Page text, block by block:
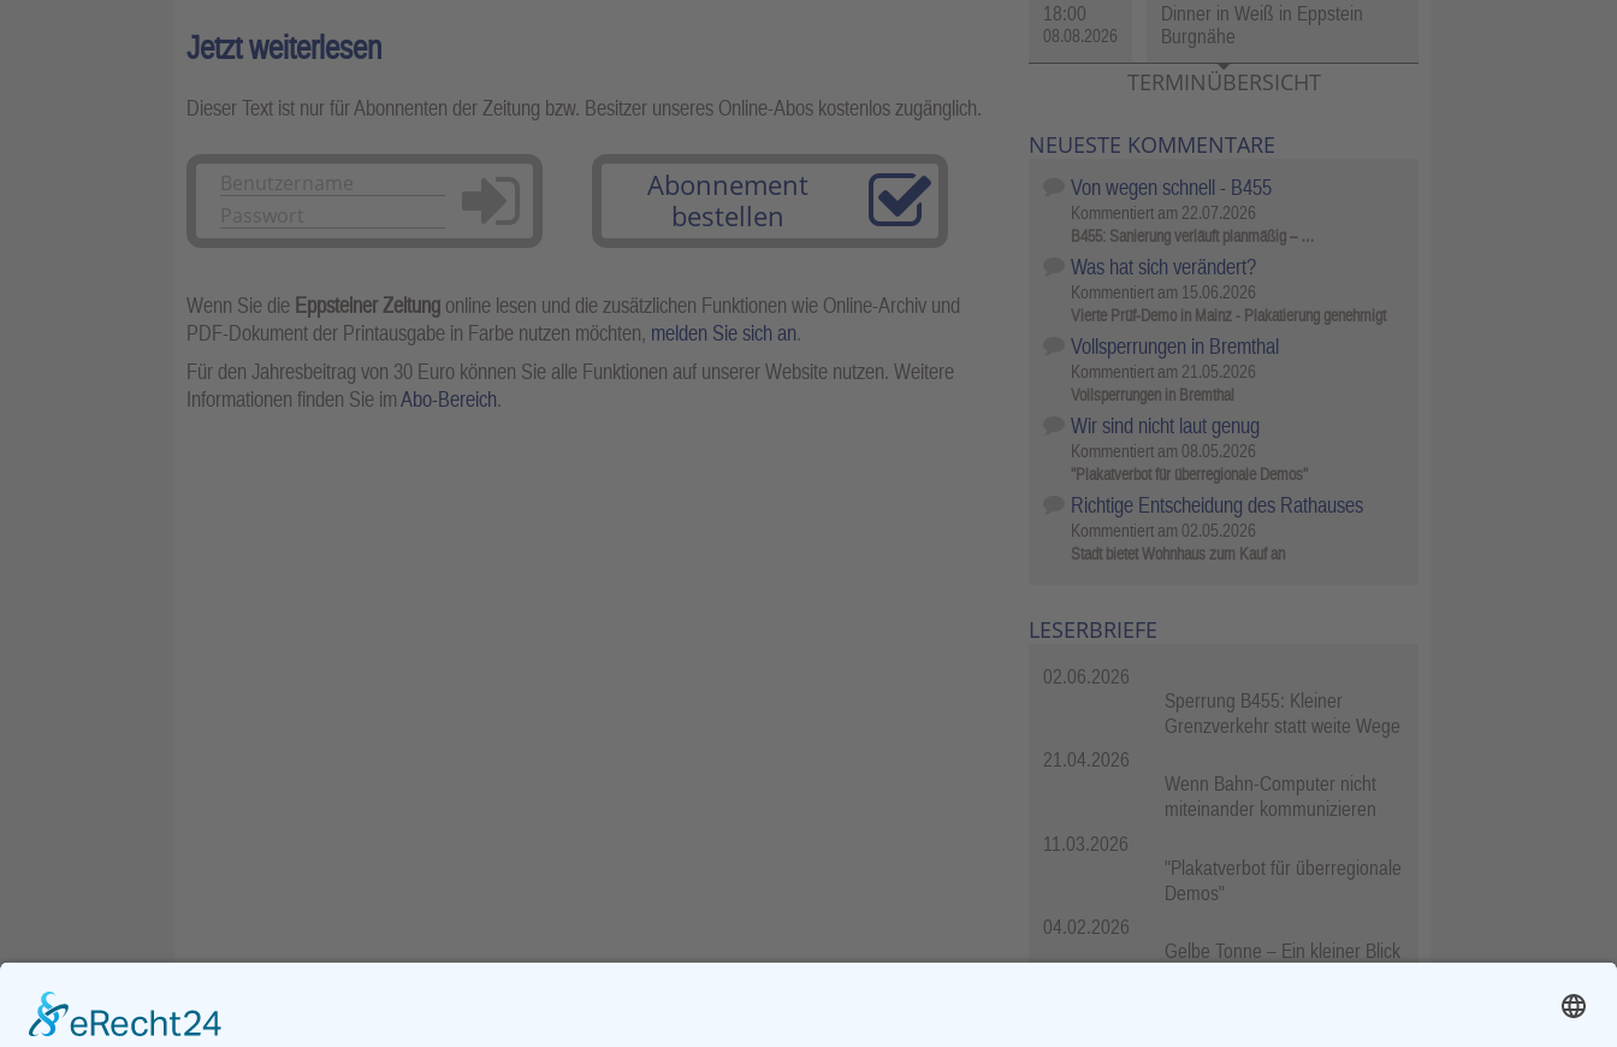
Jetzt weiterlesen
Dieser Text ist nur für Abonnenten der Zeitung bzw. Besitzer unseres Online-Abos kostenlos zugänglich.
Anmelden
Abonnement
bestellen
Wenn Sie die Eppsteiner Zeitung online lesen und die zusätzlichen Funktionen wie Online-Archiv und
PDF-Dokument der Printausgabe in Farbe nutzen möchten, melden Sie sich an.
Für den Jahresbeitrag von 30 Euro können Sie alle Funktionen auf unserer Website nutzen. Weitere
Informationen finden Sie imAbo-Bereich.
18:00
08.08.2026
Dinner in Weiß in Eppstein
Burgnähe
TERMINÜBERSICHT
NEUESTE KOMMENTARE
Von wegen schnell - B455
Kommentiert am 22.07.2026
B455: Sanierung verläuft planmäßig – …
Was hat sich verändert?
Kommentiert am 15.06.2026
Vierte Prüf-Demo in Mainz - Plakatierung genehmigt
Vollsperrungen in Bremthal
Kommentiert am 21.05.2026
Vollsperrungen in Bremthal
Wir sind nicht laut genug
Kommentiert am 08.05.2026
"Plakatverbot für überregionale Demos"
Richtige Entscheidung des Rathauses
Kommentiert am 02.05.2026
Stadt bietet Wohnhaus zum Kauf an
LESERBRIEFE
02.06.2026
Sperrung B455: Kleiner
Grenzverkehr statt weite Wege
21.04.2026
Wenn Bahn-Computer nicht
miteinander kommunizieren
11.03.2026
"Plakatverbot für überregionale
Demos"
04.02.2026
Gelbe Tonne – Ein kleiner Blick